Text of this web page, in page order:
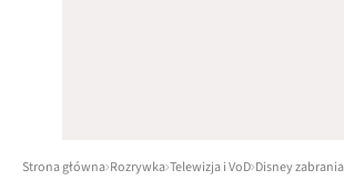
Strona główna Rozrywka Telewizja i VoD